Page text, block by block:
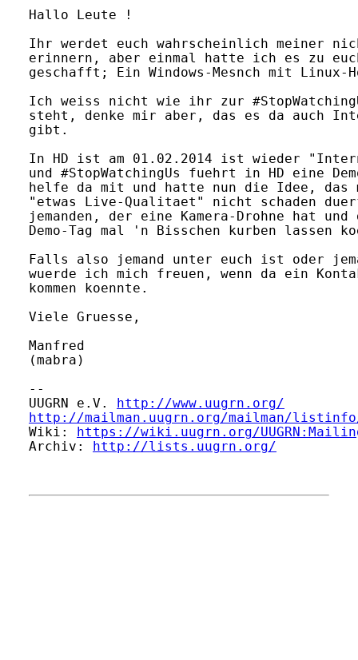
Hallo Leute !
Ihr werdet euch wahrscheinlich meiner
erinnern, aber einmal hatte ich es zu
geschafft; Ein Windows-Mesnch mit
Ich weiss nicht wie ihr zur
steht, denke mir aber, das es da auch
gibt.
In HD ist am 01.02.2014 ist wieder
und #StopWatchingUs fuehrt in HD eine
helfe da mit und hatte nun die Idee, das
"etwas Live-Qualitaet" nicht schaden
jemanden, der eine Kamera-Drohne hat und
Demo-Tag mal 'n Bisschen kurben lassen
Falls also jemand unter euch ist oder
wuerde ich mich freuen, wenn da ein
kommen koennte.
Viele Gruesse,
Manfred
(mabra)
--
UUGRN e.V.
http://www.uugrn.org/
http://mailman.uugrn.org/mailman/
Wiki:
https://wiki.uugrn.org/
Archiv:
http://lists.uugrn.org/